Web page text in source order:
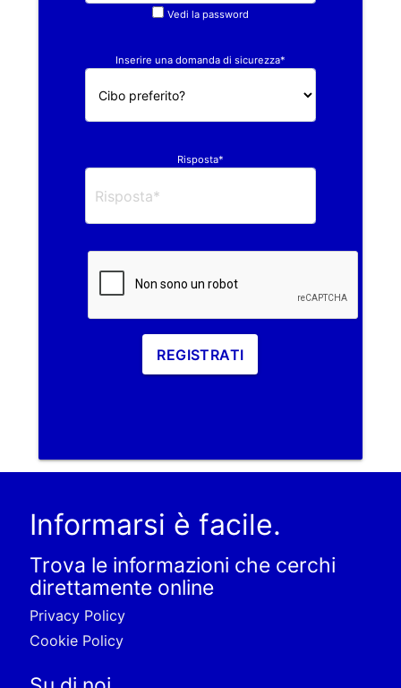
Vedi la password
Inserire una domanda di sicurezza*
Risposta*
REGISTRATI
Informarsi è facile.
Trova le informazioni che cerchi
direttamente online
Privacy Policy
Cookie Policy